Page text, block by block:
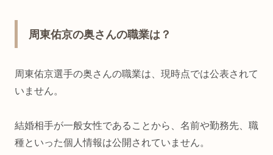
周東佑京の奥さんの職業は？
周東佑京選手の奥さんの職業は、現時点では公表されて
いません。
結婚相手が一般女性であることから、名前や勤務先、職
種といった個人情報は公開されていません。